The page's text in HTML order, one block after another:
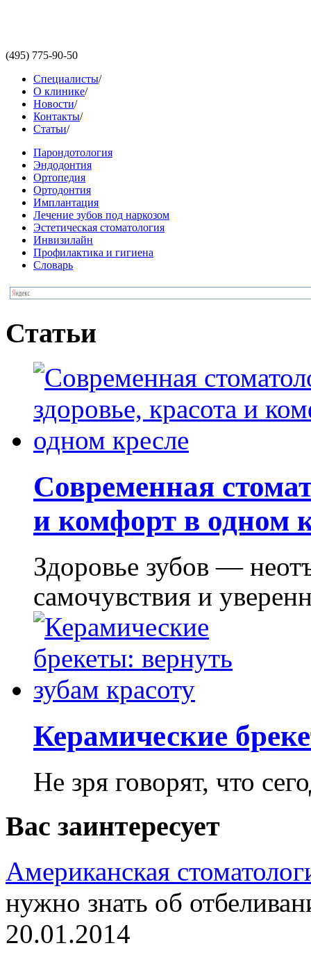
(495) 775-90-50
Специалисты/
О клинике/
Новости/
Контакты/
Статьи/
Парондотология
Эндодонтия
Ортопедия
Ортодонтия
Имплантация
Лечение зубов под наркозом
Эстетическая стоматология
Инвизилайн
Профилактика и гигиена
Словарь
Статьи
Современная
и комфорт в одном
Здоровье зубов —
самочувствия и
Керамические
Не зря говорят, что
Вас заинтересует
Американская
нужно знать об
20.01.2014